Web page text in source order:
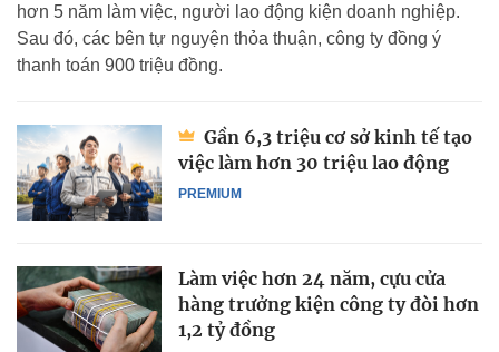
hơn 5 năm làm việc, người lao động kiện doanh nghiệp.
Sau đó, các bên tự nguyện thỏa thuận, công ty đồng ý
thanh toán 900 triệu đồng.
PREMIUM
Gần 6,3 triệu cơ sở kinh tế tạo
việc làm hơn 30 triệu lao động
Làm việc hơn 24 năm, cựu cửa
hàng trưởng kiện công ty đòi hơn
1,2 tỷ đồng